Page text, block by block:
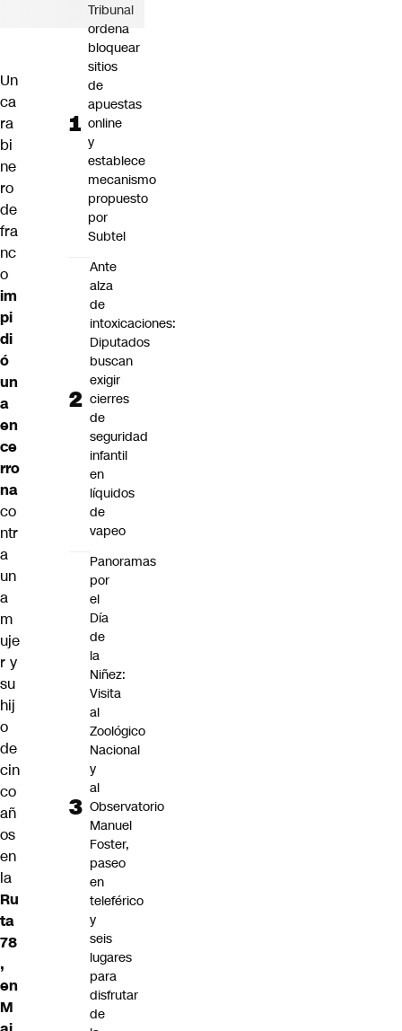
Un
ca
ra
bi
ne
ro
de
fra
nc
o
im
pi
di
ó
un
a
en
ce
rro
na
co
ntr
a
un
a
m
uje
r y
su
hij
o
de
cin
co
añ
os
en
la
Ru
ta
78
,
en
M
Tribunal
ordena
bloquear
sitios
de
apuestas
online
y
establece
mecanismo
propuesto
por
Subtel
Ante
alza
de
intoxicaciones:
Diputados
buscan
exigir
cierres
de
seguridad
infantil
en
líquidos
de
vapeo
Panoramas
por
el
Día
de
la
Niñez:
Visita
al
Zoológico
Nacional
y
al
Observatorio
Manuel
Foster,
paseo
en
teleférico
y
seis
lugares
para
disfrutar
de